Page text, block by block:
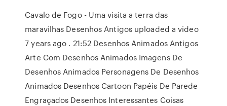
Cavalo de Fogo - Uma visita a terra das
maravilhas Desenhos Antigos uploaded a video
7 years ago . 21:52 Desenhos Animados Antigos
Arte Com Desenhos Animados Imagens De
Desenhos Animados Personagens De Desenhos
Animados Desenhos Cartoon Papéis De Parede
Engraçados Desenhos Interessantes Coisas